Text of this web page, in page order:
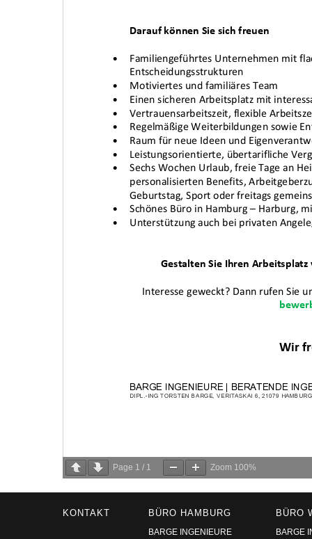
Page 1 / 1 Zoom 100%
KONTAKT BÜRO HAMBURG
BARGE INGENIEURE
BÜRO
BARGE